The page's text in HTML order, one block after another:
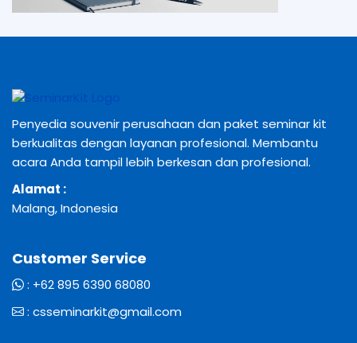
Penyedia souvenir perusahaan dan paket seminar kit
berkualitas dengan layanan profesional. Membantu
acara Anda tampil lebih berkesan dan profesional.
Alamat :
Malang, Indonesia
Customer Service
: +62 895 6390 68080
: csseminarkit@gmail.com